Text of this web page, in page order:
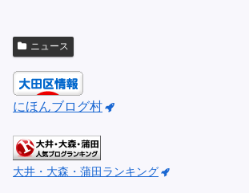
ニュース
にほんブログ村
大井・大森・蒲田ランキング